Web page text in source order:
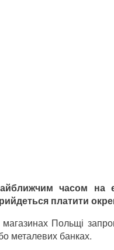
часом на
платити
Польщі
металевих банках.